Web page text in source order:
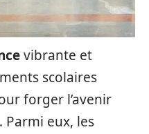
vibrante et
scolaires
forger l’avenir
Parmi eux, les